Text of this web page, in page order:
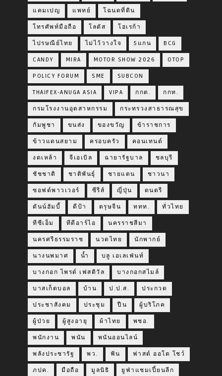
แคมเปญ แพทย์ โฉนดที่ดิน
โทรศัพท์มือถือ โลตัส โฮเรก้า
ไปรษณีย์ไทย ไม่ไว้วางใจ 5แกน BCG
CANDY MIRA MOTOR SHOW 2026 OTOP
POLICY FORUM SME SUBCON
THAIFEX-ANUGA ASIA VIPA กกต. กกท.
กรมโรงงานอุตสาหกรรม กระทรวงสาธารณสุข
กัมพูชา ขนส่ง ของขวัญ ข้าราชการ
ข้าวแดนสยาม ครอบครัว คอนเทนต์
งดเหล้า จีเอเบิล ฉายารัฐบาล ชลบุรี
ชัชชาติ ชาติพันธุ์ ชายแดน ชาวนา
ซอฟต์พาวเวอร์ ซีรีส์ ญี่ปุ่น ดนตรี
ดันน์ฮัมบี้ ดีป้า ตรุษจีน ททท. ทั่วไทย
ทีซีเอ็ม ทีดีอาร์ไอ นครราชสีมา
นครศรีธรรมราช นวดไทย นักพากย์
นางนพมาศ น้ำ บลู เอเลเฟ่นท์
บางกอก ไพรด์ เฟสติวัล บางกอกสไมล์
บาสเก็ตบอล บ้าน ป.ป.ส. ประกวด
ประชาสังคม ประชุม ปืน ผู้บริโภค
ผู้ป่วย ผู้สูงอายุ ผ้าไทย พชอ.
พนักงาน พนัน พนันออนไลน์
พลังประชารัฐ พว. ฟัน ฟาสต์ ออโต โชว์
ภปค. มือถือ มูลนิธิ ยูฟ่าแชมเปี้ยนลีก